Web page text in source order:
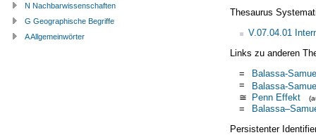
Thesaurus
V.07.04.01
Links zu anderen
=
Balassa-
=
Balassa-
≅ Penn Effekt
=
Persistenter
N Nachbarwissenschaften
G Geographische Begriffe
A Allgemeinwörter